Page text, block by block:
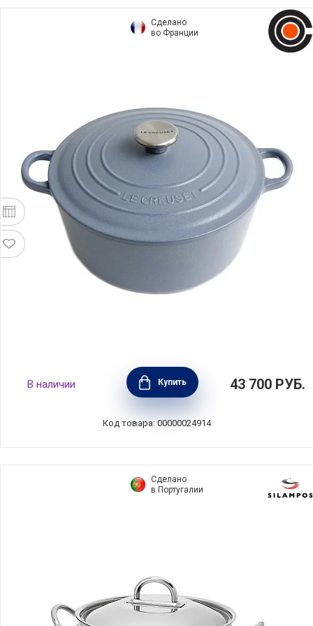
Сделано
во Франции
Кастрюля с крышкой 24 см, объем 4,2 л,
материал чугун, цвет серо-голубой, Le
Creuset, Франция, 21001244514461
В наличии Купить 43 700 РУБ.
Код товара: 00000024914
Сделано
в Португалии